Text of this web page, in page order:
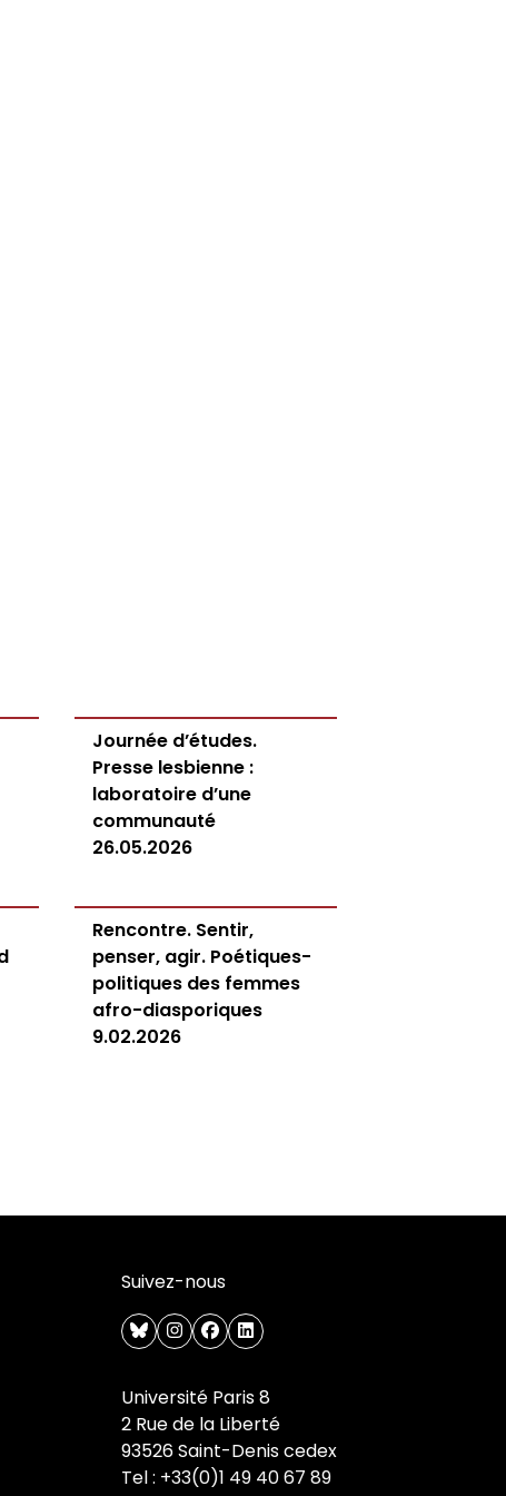
Journée d’études.
Presse lesbienne :
laboratoire d’une
communauté
26.05.2026
Rencontre. Sentir,
penser, agir. Poétiques-
politiques des femmes
afro-diasporiques
9.02.2026
Suivez-nous
blueskyinstagram
facebook
linkedin
Université Paris 8
2 Rue de la Liberté
93526 Saint-Denis cedex
Tel : +33(0)1 49 40 67 89